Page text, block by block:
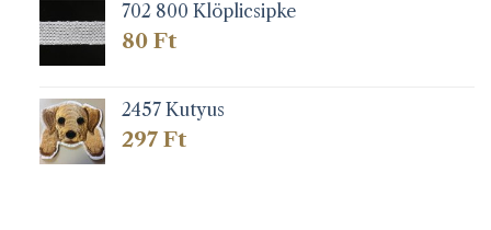
702 800 Klöplicsipke
80 Ft
2457 Kutyus
297 Ft